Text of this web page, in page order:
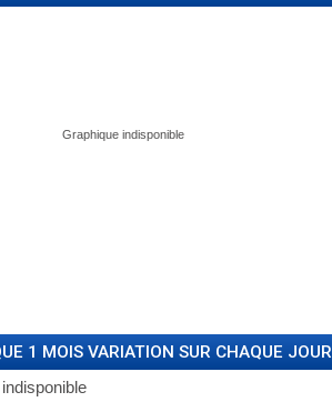
1 MOIS VARIATION SUR CHAQUE JOUR